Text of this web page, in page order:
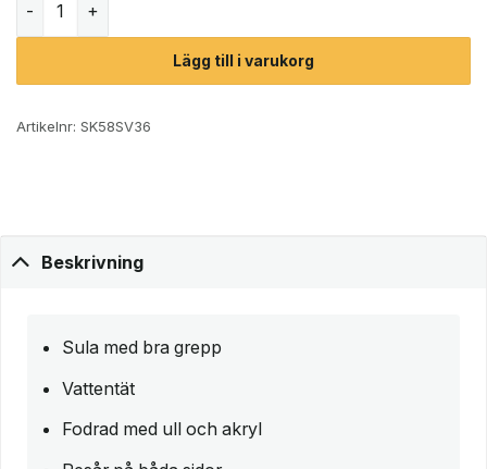
Lägg till i varukorg
Artikelnr: SK58SV36
Beskrivning
Sula med bra grepp
Vattentät
Fodrad med ull och akryl